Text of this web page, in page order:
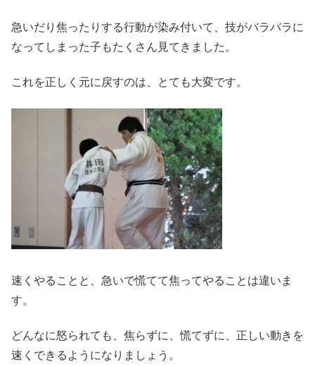
急いだり焦ったりする行動が染み付いて、技がバラバラに
なってしまった子もたくさん見てきました。
これを正しく元に戻すのは、とても大変です。
速くやることと、急いで慌てて焦ってやることは違いま
す。
どんなに怒られても、焦らずに、慌てずに、正しい動きを
速くできるようになりましょう。